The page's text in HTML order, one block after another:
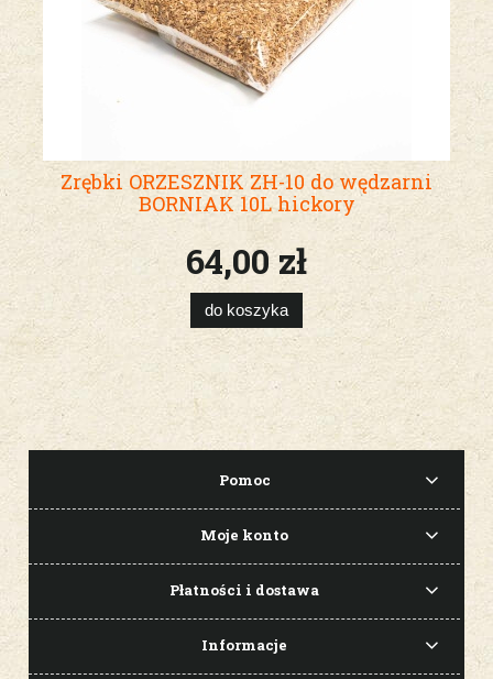
Zrębki ORZESZNIK ZH-10 do wędzarni
BORNIAK 10L hickory
64,00 zł
do koszyka
Pomoc
Moje konto
Płatności i dostawa
Informacje